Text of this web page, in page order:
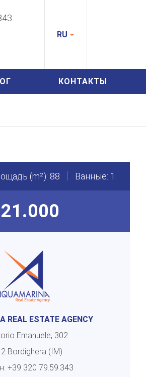
RU
КОНТАКТЫ
(m²): 88 Ванные: 1
REAL ESTATE AGENCY
Emanuele, 302
Bordighera (IM)
+39 320 79.59.343